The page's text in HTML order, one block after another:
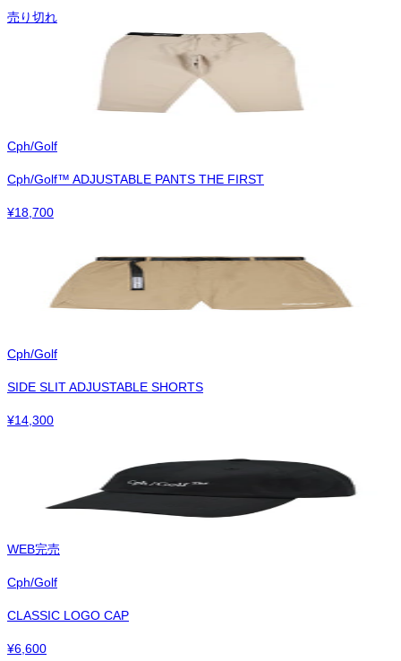
売り切れ
Cph/Golf
Cph/Golf™︎ ADJUSTABLE PANTS THE FIRST
¥18,700
Cph/Golf
SIDE SLIT ADJUSTABLE SHORTS
¥14,300
WEB完売
Cph/Golf
CLASSIC LOGO CAP
¥6,600